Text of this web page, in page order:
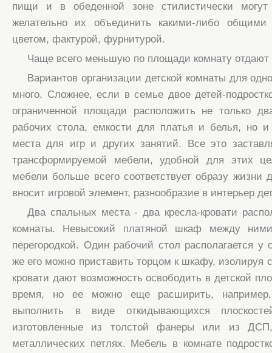
пищи и в обеденной зоне стилистически
желательно их объединить какими-либо
цветом, фактурой, фурнитурой.
Чаще всего меньшую по площади комнату отдают
Вариантов организации детской комнаты для
много. Сложнее, если в семье двое детей-
ограниченной площади расположить не только
рабочих стола, емкости для платья и белья, но и
места для игр и других занятий. Все это
трансформируемой мебели, удобной для этих
мебели больше всего соответствует образу жизни
вносит игровой элемент, разнообразие в интерьер
Два спальных места - два кресла-кровати
комнаты. Невысокий платяной шкаф между
перегородкой. Один рабочий стол располагается у
же его можно приставить торцом к шкафу, изолируя
кровати дают возможность освободить в детской
время, но ее можно еще расширить,
выполнить в виде откидывающихся
изготовленные из толстой фанеры или из
металлических петлях. Мебель в комнате